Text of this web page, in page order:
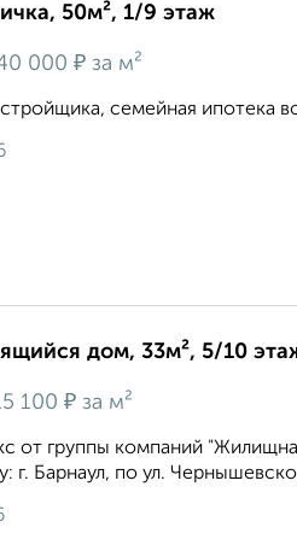
50м², 1/9 этаж
000 ₽ за м²
семейная ипотека
дом, 33м², 5/10
100 ₽ за м²
от группы компаний
г. Барнаул, по ул.